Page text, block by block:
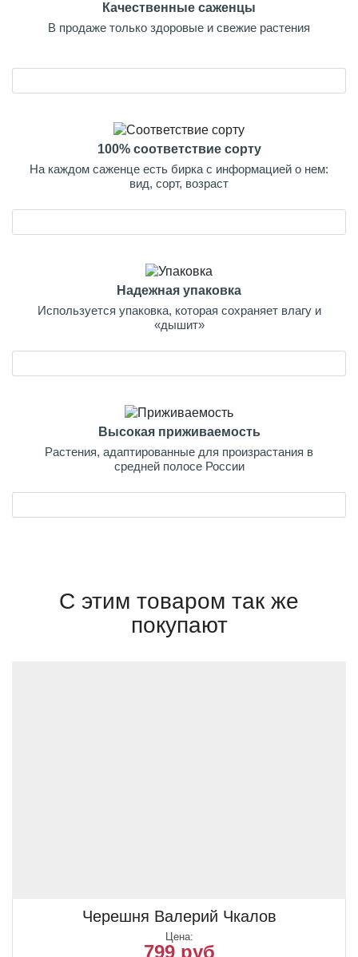
Качественные саженцы
В продаже только здоровые и свежие растения
100% соответствие сорту
На каждом саженце есть бирка с информацией о нем:
вид, сорт, возраст
Надежная упаковка
Используется упаковка, которая сохраняет влагу и
«дышит»
Высокая приживаемость
Растения, адаптированные для произрастания в
средней полосе России
С этим товаром так же
покупают
Черешня Валерий Чкалов
Цена:
799 руб